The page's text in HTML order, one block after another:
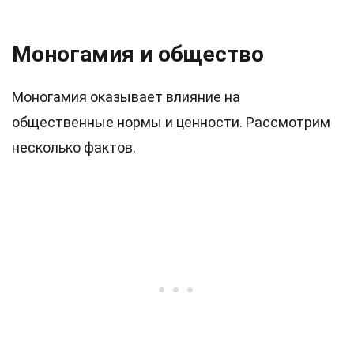
Моногамия и общество
Моногамия оказывает влияние на
общественные нормы и ценности. Рассмотрим
несколько фактов.